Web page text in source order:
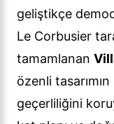
geliştikçe
Le Corbusier
tamamlanan
özenli
geçerliliğini